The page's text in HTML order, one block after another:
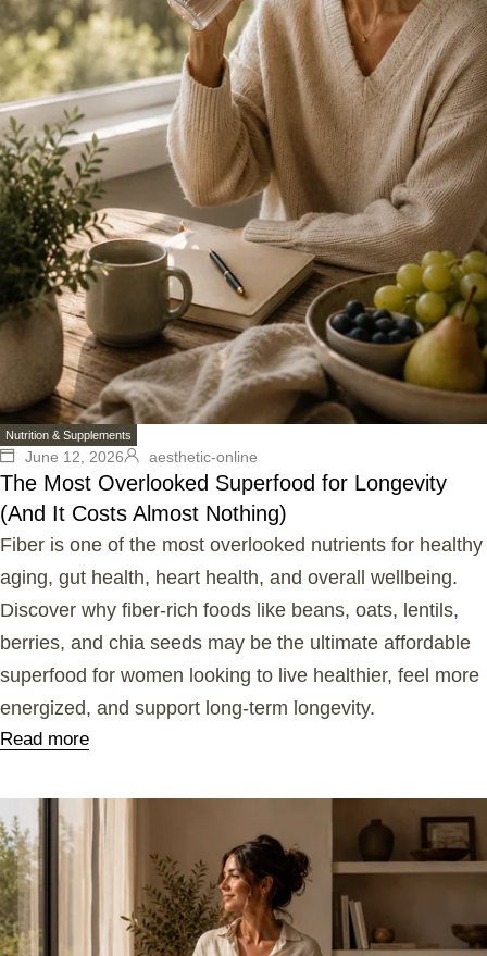
Nutrition & Supplements
June 12, 2026 aesthetic-online
The Most Overlooked Superfood for Longevity
(And It Costs Almost Nothing)
Fiber is one of the most overlooked nutrients for healthy
aging, gut health, heart health, and overall wellbeing.
Discover why fiber-rich foods like beans, oats, lentils,
berries, and chia seeds may be the ultimate affordable
superfood for women looking to live healthier, feel more
energized, and support long-term longevity.
Read more